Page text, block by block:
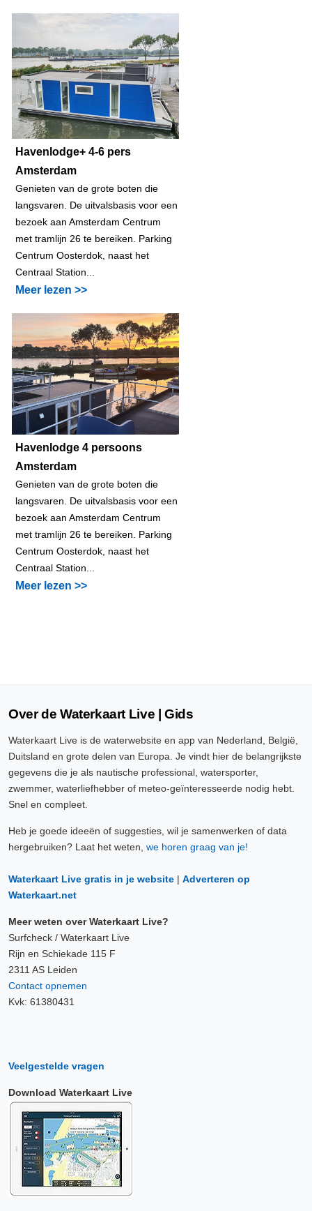
Havenlodge+ 4-6 pers
Amsterdam
Genieten van de grote boten die
langsvaren. De uitvalsbasis voor een
bezoek aan Amsterdam Centrum
met tramlijn 26 te bereiken. Parking
Centrum Oosterdok, naast het
Centraal Station...
Meer lezen >>
Havenlodge 4 persoons
Amsterdam
Genieten van de grote boten die
langsvaren. De uitvalsbasis voor een
bezoek aan Amsterdam Centrum
met tramlijn 26 te bereiken. Parking
Centrum Oosterdok, naast het
Centraal Station...
Meer lezen >>
Over de Waterkaart Live | Gids
Waterkaart Live is de waterwebsite en app van Nederland, België,
Duitsland en grote delen van Europa. Je vindt hier de belangrijkste
gegevens die je als nautische professional, watersporter,
zwemmer, waterliefhebber of meteo-geïnteresseerde nodig hebt.
Snel en compleet.
Heb je goede ideeën of suggesties, wil je samenwerken of data
hergebruiken? Laat het weten, we horen graag van je!
Waterkaart Live gratis in je website | Adverteren op
Waterkaart.net
Meer weten over Waterkaart Live?
Surfcheck / Waterkaart Live
Rijn en Schiekade 115 F
2311 AS Leiden
Contact opnemen
Kvk: 61380431
Veelgestelde vragen
Download Waterkaart Live